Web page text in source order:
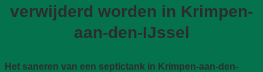
verwijderd worden in Krimpen-
aan-den-IJssel
Het saneren van een septictank in Krimpen-aan-den-